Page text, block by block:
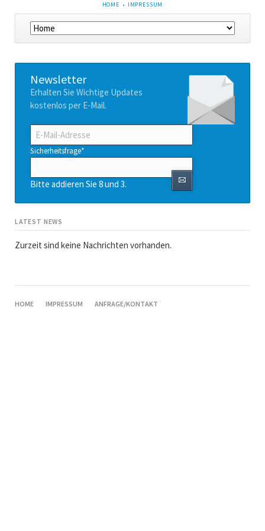
NAVIGATION
ÜBERSPRINGEN
HOME IMPRESSUM
Navigation
überspringen
Newsletter
Erhalten Sie Wichtige Updates
kostenlos per E-Mail.
E-
Mail-
Adresse
Pflichtfeld
Sicherheitsfrage*
Bitte addieren Sie 8 und 3.
LATEST NEWS
Zurzeit sind keine Nachrichten vorhanden.
NAVIGATION
HOME IMPRESSUM ANFRAGE/KONTAKT